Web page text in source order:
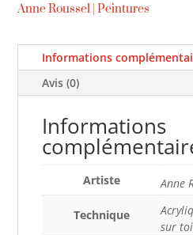
Anne Roussel |Peintures
Informations
Avis (0)
Informations
Artiste Anne
Technique
sur